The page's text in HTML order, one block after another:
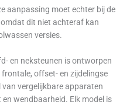
aanpassing moet echter bij de
dit niet achteraf kan
versies.
en neksteunen is ontworpen
offset- en zijdelingse
vergelijkbare apparaten
wendbaarheid. Elk model is